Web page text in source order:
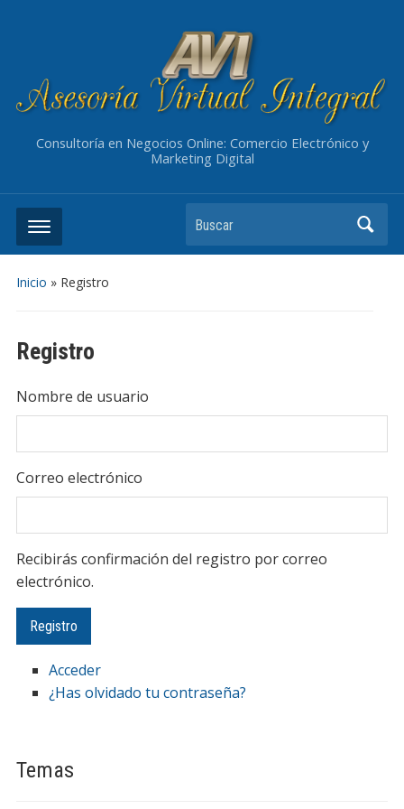
Consultoría en Negocios Online: Comercio Electrónico y
Marketing Digital
Buscar
Inicio » Registro
Temas
Registro
Nombre de usuario
Correo electrónico
Recibirás confirmación del registro por correo
electrónico.
Acceder
¿Has olvidado tu contraseña?